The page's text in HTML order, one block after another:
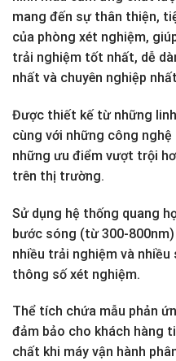
mang đến sự thân thiện,
của phòng xét nghiệm,
trải nghiệm tốt nhất, dễ
nhất và chuyên nghiệp
Được thiết kế từ những
cùng với những công
những ưu điểm vượt trội
trên thị trường.
Sử dụng hệ thống quang
bước sóng (từ 300-
nhiều trải nghiệm và
thông số xét nghiệm.
Thể tích chứa mẫu phản
đảm bảo cho khách hàng
chất khi máy vận hành